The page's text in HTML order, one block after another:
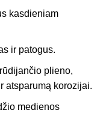
kasdieniam
ir patogus.
plieno,
atsparumą korozijai.
medienos